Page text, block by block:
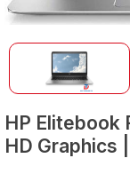
HP Elitebook
HD Graphics